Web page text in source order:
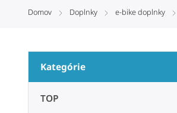
Domov / Doplnky / e-bike doplnky /
Kategórie
TOP